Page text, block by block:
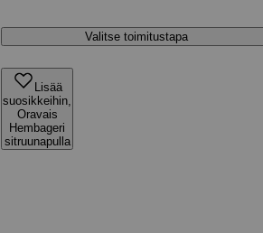
Valitse toimitustapa
Lisää
suosikkeihin,
Oravais
Hembageri
sitruunapulla